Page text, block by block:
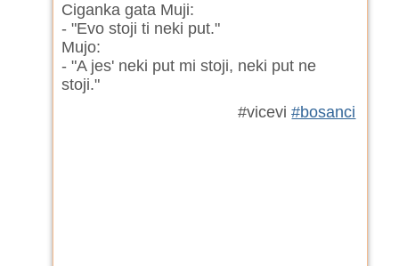
Ciganka gata Muji:
- "Evo stoji ti neki put."
Mujo:
- "A jes' neki put mi stoji, neki put ne
stoji."
#vicevi#bosanci